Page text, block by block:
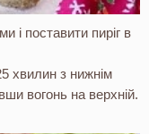
і поставити пиріг в
хвилин з нижнім
вогонь на верхній.